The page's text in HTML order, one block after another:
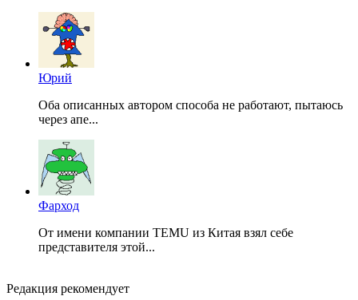
Юрий
Оба описанных автором способа не работают, пытаюсь
через апе...
Фарход
От имени компании TEMU из Китая взял себе
представителя этой...
Редакция рекомендует